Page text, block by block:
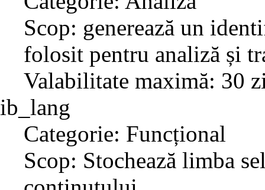
Scop: generează un
folosit pentru analiză și
Valabilitate maximă: 30
ib_lang
Categorie: Funcțional
Scop: Stochează limba